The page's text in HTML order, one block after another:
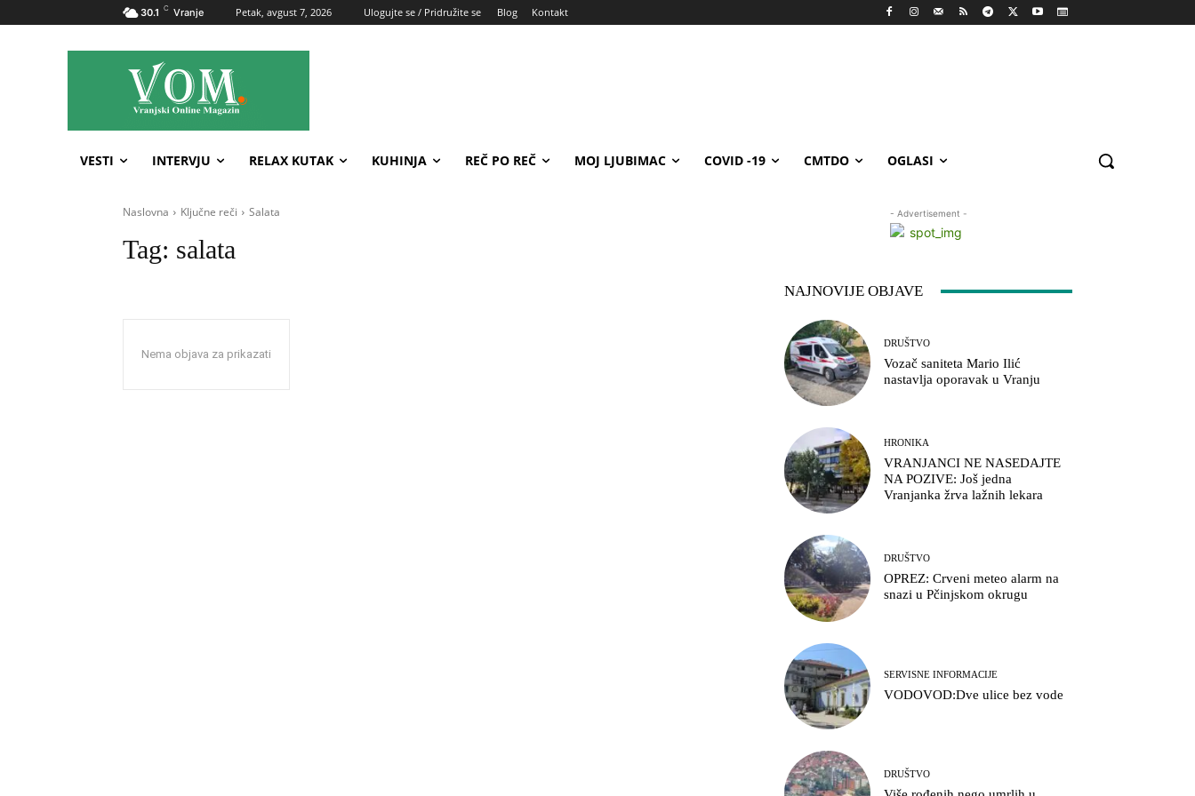
30.1 C Vranje Petak, avgust 7, 2026 Ulogujte se / Pridružite se Blog Kontakt
VESTI INTERVJU RELAX KUTAK KUHINJA REČ PO REČ MOJ LJUBIMAC COVID -19 CMTDO OGLASI
Naslovna Ključne reči Salata
Tag: salata
Nema objava za prikazati
- Advertisement -
NAJNOVIJE OBJAVE
DRUŠTVO
Vozač saniteta Mario Ilić
nastavlja oporavak u Vranju
HRONIKA
VRANJANCI NE NASEDAJTE
NA POZIVE: Još jedna
Vranjanka žrva lažnih lekara
DRUŠTVO
OPREZ: Crveni meteo alarm na
snazi u Pčinjskom okrugu
SERVISNE INFORMACIJE
VODOVOD:Dve ulice bez vode
DRUŠTVO